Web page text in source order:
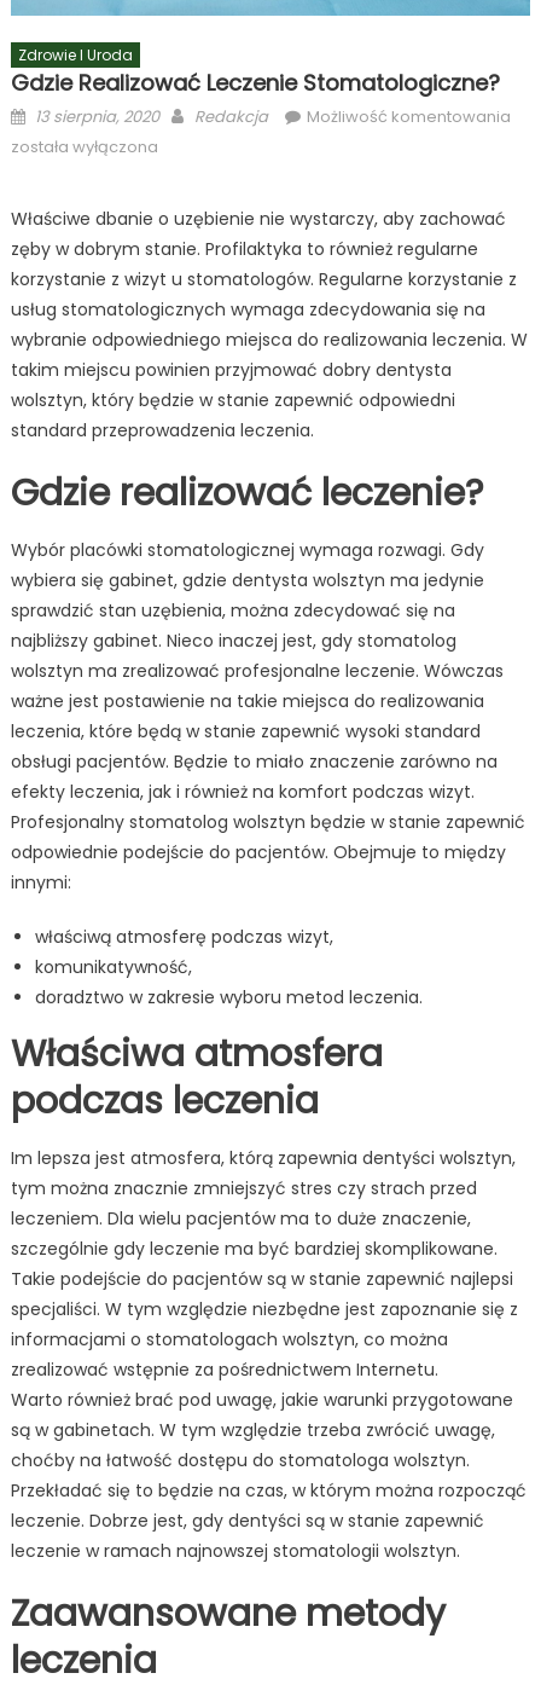
Zdrowie I Uroda
Gdzie Realizować Leczenie Stomatologiczne?
Posted
on
13 sierpnia, 2020 Author
Redakcja Możliwość komentowania
została wyłączona
Właściwe dbanie o uzębienie nie wystarczy, aby zachować
zęby w dobrym stanie. Profilaktyka to również regularne
korzystanie z wizyt u stomatologów. Regularne korzystanie z
usług stomatologicznych wymaga zdecydowania się na
wybranie odpowiedniego miejsca do realizowania leczenia. W
takim miejscu powinien przyjmować dobry dentysta
wolsztyn, który będzie w stanie zapewnić odpowiedni
standard przeprowadzenia leczenia.
Gdzie realizować leczenie?
Wybór placówki stomatologicznej wymaga rozwagi. Gdy
wybiera się gabinet, gdzie dentysta wolsztyn ma jedynie
sprawdzić stan uzębienia, można zdecydować się na
najbliższy gabinet. Nieco inaczej jest, gdy stomatolog
wolsztyn ma zrealizować profesjonalne leczenie. Wówczas
ważne jest postawienie na takie miejsca do realizowania
leczenia, które będą w stanie zapewnić wysoki standard
obsługi pacjentów. Będzie to miało znaczenie zarówno na
efekty leczenia, jak i również na komfort podczas wizyt.
Profesjonalny stomatolog wolsztyn będzie w stanie zapewnić
odpowiednie podejście do pacjentów. Obejmuje to między
innymi:
właściwą atmosferę podczas wizyt,
komunikatywność,
doradztwo w zakresie wyboru metod leczenia.
Właściwa atmosfera
podczas leczenia
Im lepsza jest atmosfera, którą zapewnia dentyści wolsztyn,
tym można znacznie zmniejszyć stres czy strach przed
leczeniem. Dla wielu pacjentów ma to duże znaczenie,
szczególnie gdy leczenie ma być bardziej skomplikowane.
Takie podejście do pacjentów są w stanie zapewnić najlepsi
specjaliści. W tym względzie niezbędne jest zapoznanie się z
informacjami o stomatologach wolsztyn, co można
zrealizować wstępnie za pośrednictwem Internetu.
Warto również brać pod uwagę, jakie warunki przygotowane
są w gabinetach. W tym względzie trzeba zwrócić uwagę,
choćby na łatwość dostępu do stomatologa wolsztyn.
Przekładać się to będzie na czas, w którym można rozpocząć
leczenie. Dobrze jest, gdy dentyści są w stanie zapewnić
leczenie w ramach najnowszej stomatologii wolsztyn.
Zaawansowane metody
leczenia